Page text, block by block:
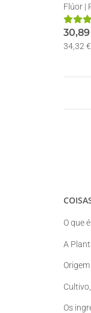
Flúor |
Natura
34,32 €
O que
A
Os